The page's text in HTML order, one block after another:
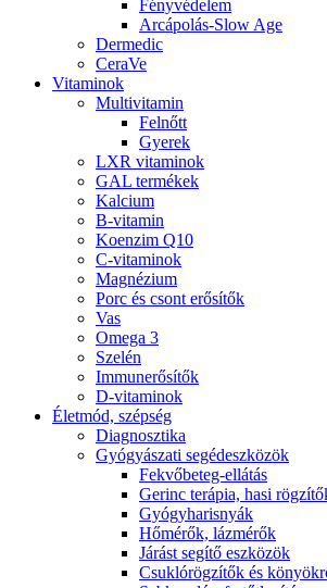
Fényvédelem
Arcápolás-Slow Age
Dermedic
CeraVe
Vitaminok
Multivitamin
Felnőtt
Gyerek
LXR vitaminok
GAL termékek
Kalcium
B-vitamin
Koenzim Q10
C-vitaminok
Magnézium
Porc és csont erősítők
Vas
Omega 3
Szelén
Immunerősítők
D-vitaminok
Életmód, szépség
Diagnosztika
Gyógyászati segédeszközök
Fekvőbeteg-ellátás
Gerinc terápia, hasi
Gyógyharisnyák
Hőmérők, lázmérők
Járást segítő eszközök
Csuklórögzítők és